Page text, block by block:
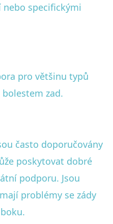
specifickými
pro většinu typů
zad.
často doporučovány
poskytovat dobré
podporu. Jsou
problémy se zády